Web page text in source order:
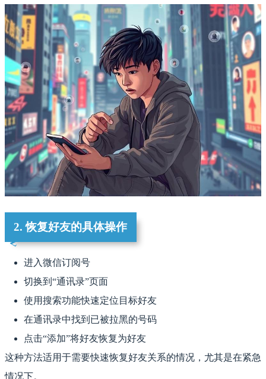
2. 恢复好友的具体操作
进入微信订阅号
切换到“通讯录”页面
使用搜索功能快速定位目标好友
在通讯录中找到已被拉黑的号码
点击“添加”将好友恢复为好友
这种方法适用于需要快速恢复好友关系的情况，尤其是在紧急
情况下。